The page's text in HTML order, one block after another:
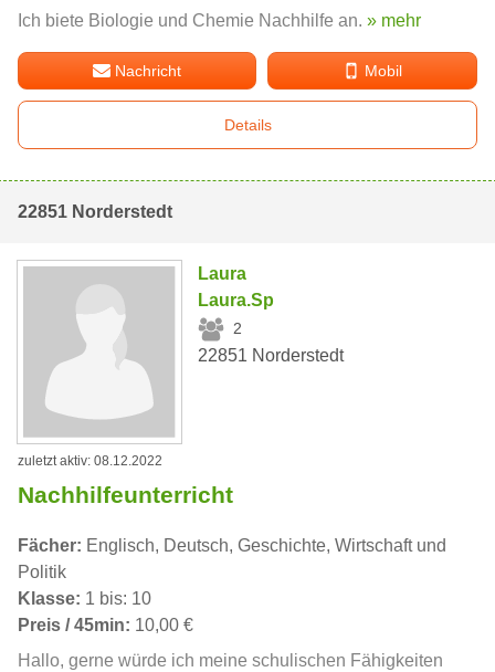
Ich biete Biologie und Chemie Nachhilfe an. » mehr
Nachricht Mobil
Details
22851 Norderstedt
Laura
Laura.Sp
2
22851 Norderstedt
zuletzt aktiv: 08.12.2022
Nachhilfeunterricht
Fächer: Englisch, Deutsch, Geschichte, Wirtschaft und
Politik
Klasse: 1 bis: 10
Preis / 45min: 10,00 €
Hallo, gerne würde ich meine schulischen Fähigkeiten